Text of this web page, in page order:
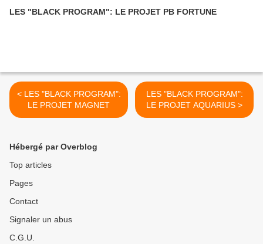
LES "BLACK PROGRAM": LE PROJET PB FORTUNE
< LES "BLACK PROGRAM":
LE PROJET MAGNET
LES "BLACK PROGRAM":
LE PROJET AQUARIUS >
Hébergé par Overblog
Top articles
Pages
Contact
Signaler un abus
C.G.U.